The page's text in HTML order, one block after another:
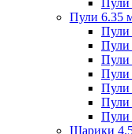
Пули 6.35
Пули
Пули
Пули
Пули
Пули
Пули
Шарики